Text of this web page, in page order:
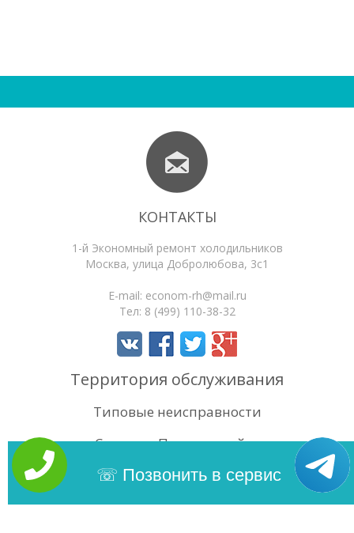
КОНТАКТЫ
1-й Экономный ремонт холодильников
Москва, улица Добролюбова, 3с1
E-mail: econom-rh@mail.ru
Тел: 8 (499) 110-38-32
Территория обслуживания
Типовые неисправности
Статьи
Поиск по сайту
Позвонить в сервис